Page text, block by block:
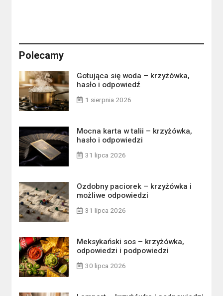
Polecamy
Gotująca się woda – krzyżówka,
hasło i odpowiedź
1 sierpnia 2026
Mocna karta w talii – krzyżówka,
hasło i odpowiedzi
31 lipca 2026
Ozdobny paciorek – krzyżówka i
możliwe odpowiedzi
31 lipca 2026
Meksykański sos – krzyżówka,
odpowiedzi i podpowiedzi
30 lipca 2026